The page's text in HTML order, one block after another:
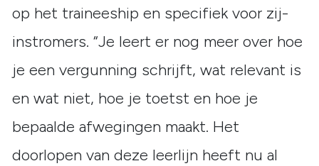
op het traineeship en specifiek voor zij-
instromers. “Je leert er nog meer over hoe
je een vergunning schrijft, wat relevant is
en wat niet, hoe je toetst en hoe je
bepaalde afwegingen maakt. Het
doorlopen van deze leerlijn heeft nu al